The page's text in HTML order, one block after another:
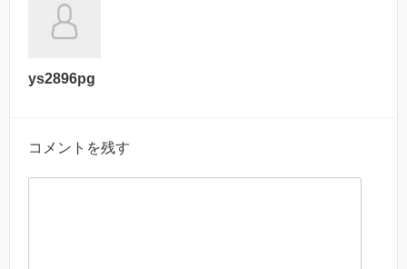
ys2896pg
コメントを残す